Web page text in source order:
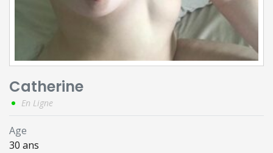
Catherine
En Ligne
Age
30 ans